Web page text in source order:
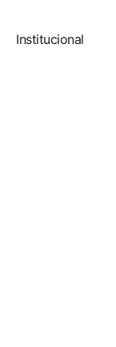
Institucional